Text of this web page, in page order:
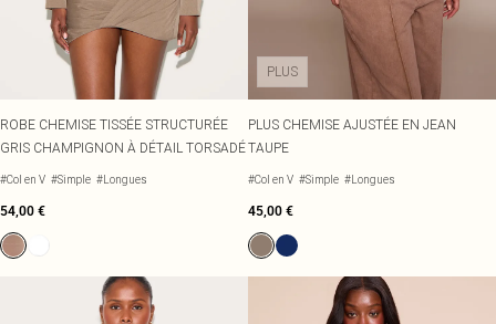
ROBE CHEMISE TISSÉE STRUCTURÉE
GRIS CHAMPIGNON À DÉTAIL TORSADÉ
#Col en V #Simple #Longues
54,00 €
PLUS
PLUS CHEMISE AJUSTÉE EN JEAN
TAUPE
#Col en V #Simple #Longues
45,00 €